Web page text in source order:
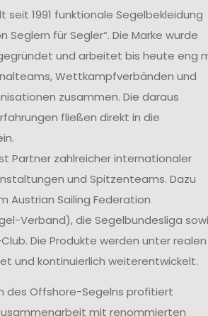
seit 1991 funktionale Segelbekleidung
Seglern für Segler“. Die Marke wurde
und arbeitet bis heute eng
Wettkampfverbänden und
zusammen. Die daraus
fließen direkt in die
Partner zahlreicher internationaler
und Spitzenteams. Dazu
Austrian Sailing Federation
Verband), die Segelbundesliga
Die Produkte werden unter realen
und kontinuierlich weiterentwickelt.
des Offshore-Segelns profitiert
mit renommierten